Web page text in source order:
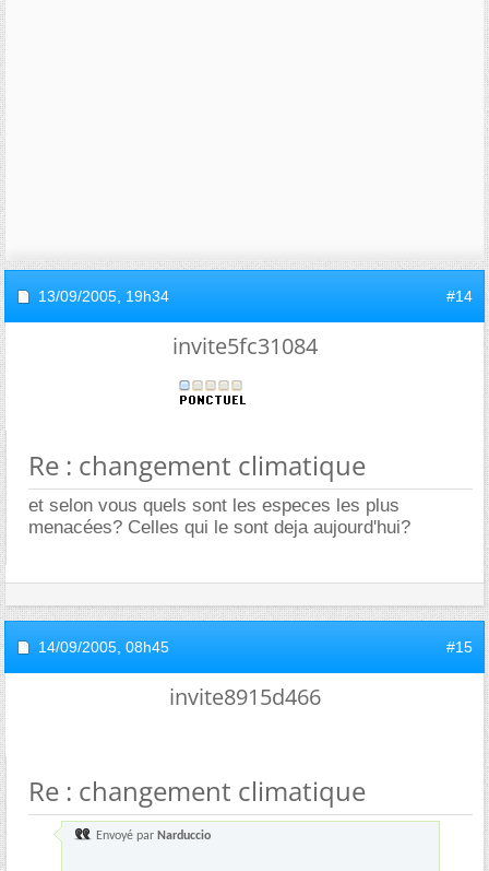
13/09/2005, 19h34 #14
invite5fc31084
Re : changement climatique
et selon vous quels sont les especes les plus
menacées? Celles qui le sont deja aujourd'hui?
14/09/2005, 08h45 #15
invite8915d466
Re : changement climatique
Envoyé par Narduccio